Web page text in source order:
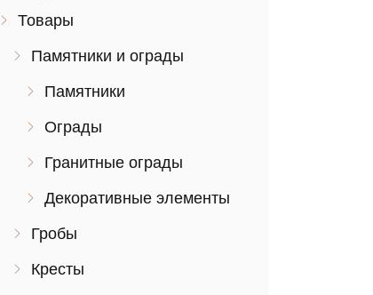
Товары
Памятники и ограды
Памятники
Ограды
Гранитные ограды
Декоративные элементы
Гробы
Кресты